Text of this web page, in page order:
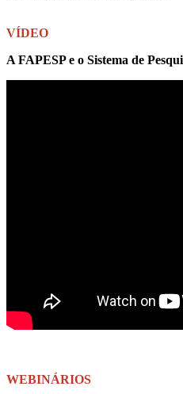
VÍDEO
A FAPESP e o Sistema de
WEBINÁRIOS